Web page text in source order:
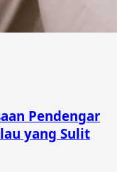
Pendengar
yang Sulit